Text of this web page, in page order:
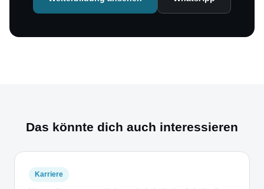
Das könnte dich auch interessieren
Karriere